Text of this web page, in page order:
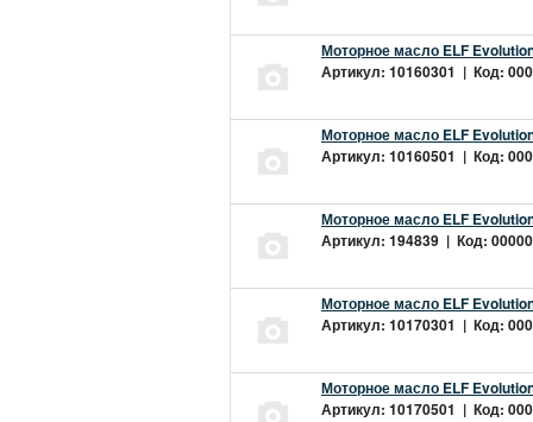
Моторное масло ELF
Артикул: 10160301 | Код:
Моторное масло ELF
Артикул: 10160501 | Код:
Моторное масло ELF
Артикул: 194839 | Код:
Моторное масло ELF
Артикул: 10170301 | Код:
Моторное масло ELF
Артикул: 10170501 | Код: